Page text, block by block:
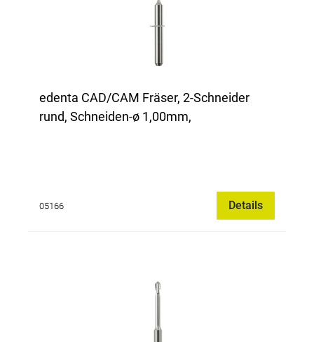
edenta CAD/CAM Fräser, 2-Schneider
rund, Schneiden-ø 1,00mm,
05166 Details